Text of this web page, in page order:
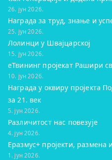
26. јун 2026.
Награда за труд, знање и
25. јун 2026.
Лолинци у Швајцарској
15. јун 2026.
eТвининг пројекат Рашири
10. јун 2026.
Награда у оквиру пројекта
за 21. век
5. јун 2026.
Различитост нас повезује
4. јун 2026.
Еразмус+ пројекти, размена
1. јун 2026.